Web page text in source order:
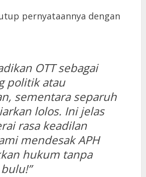
pernyataannya dengan
OTT sebagai
politik atau
sementara separuh
lolos. Ini jelas
rasa keadilan
mendesak APH
hukum tanpa